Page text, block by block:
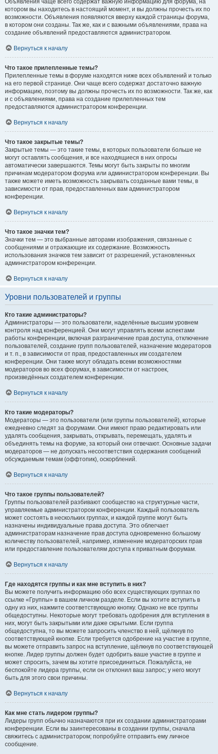
Объявления чаще всего содержат важную информацию для форума, на
котором вы находитесь в настоящий момент, и вы должны прочесть их по
возможности. Объявления появляются вверху каждой страницы форума,
в котором они созданы. Так же, как и с важными объявлениями, права на
создание объявлений предоставляются администратором.
Вернуться к началу
Что такое прилепленные темы?
Прилепленные темы в форуме находятся ниже всех объявлений и только
на его первой странице. Они чаще всего содержат достаточно важную
информацию, поэтому вы должны прочесть их по возможности. Так же, как
и с объявлениями, права на создание прилепленных тем
предоставляются администратором конференции.
Вернуться к началу
Что такое закрытые темы?
Закрытые темы — это такие темы, в которых пользователи больше не
могут оставлять сообщения, и все находящиеся в них опросы
автоматически завершаются. Темы могут быть закрыты по многим
причинам модератором форума или администратором конференции. Вы
также можете иметь возможность закрывать созданные вами темы, в
зависимости от прав, предоставленных вам администратором
конференции.
Вернуться к началу
Что такое значки тем?
Значки тем — это выбранные авторами изображения, связанные с
сообщениями и отражающие их содержание. Возможность
использования значков тем зависит от разрешений, установленных
администратором конференции.
Вернуться к началу
Уровни пользователей и группы
Кто такие администраторы?
Администраторы — это пользователи, наделённые высшим уровнем
контроля над конференцией. Они могут управлять всеми аспектами
работы конференции, включая разграничение прав доступа, отключение
пользователей, создание групп пользователей, назначение модераторов
и т. п., в зависимости от прав, предоставленных им создателем
конференции. Они также могут обладать всеми возможностями
модераторов во всех форумах, в зависимости от настроек,
произведённых создателем конференции.
Вернуться к началу
Кто такие модераторы?
Модераторы — это пользователи (или группы пользователей), которые
ежедневно следят за форумами. Они имеют право редактировать или
удалять сообщения, закрывать, открывать, перемещать, удалять и
объединять темы на форуме, за который они отвечают. Основные задачи
модераторов — не допускать несоответствия содержания сообщений
обсуждаемым темам (оффтопик), оскорблений.
Вернуться к началу
Что такое группы пользователей?
Группы пользователей разбивают сообщество на структурные части,
управляемые администратором конференции. Каждый пользователь
может состоять в нескольких группах, и каждой группе могут быть
назначены индивидуальные права доступа. Это облегчает
администраторам назначение прав доступа одновременно большому
количеству пользователей, например, изменение модераторских прав
или предоставление пользователям доступа к приватным форумам.
Вернуться к началу
Где находятся группы и как мне вступить в них?
Вы можете получить информацию обо всех существующих группах по
ссылке «Группы» в вашем личном разделе. Если вы хотите вступить в
одну из них, нажмите соответствующую кнопку. Однако не все группы
общедоступны. Некоторые могут требовать одобрения для вступления в
них, могут быть закрытыми или даже скрытыми. Если группа
общедоступна, то вы можете запросить членство в ней, щёлкнув по
соответствующей кнопке. Если требуется одобрение на участие в группе,
вы можете отправить запрос на вступление, щёлкнув по соответствующей
кнопке. Лидер группы должен будет одобрить ваше участие в группе и
может спросить, зачем вы хотите присоединиться. Пожалуйста, не
беспокойте лидера группы, если он отклонил ваш запрос; у него могут
быть для этого свои причины.
Вернуться к началу
Как мне стать лидером группы?
Лидеры групп обычно назначаются при их создании администраторами
конференции. Если вы заинтересованы в создании группы, сначала
свяжитесь с администратором; попробуйте отправить ему личное
сообщение.